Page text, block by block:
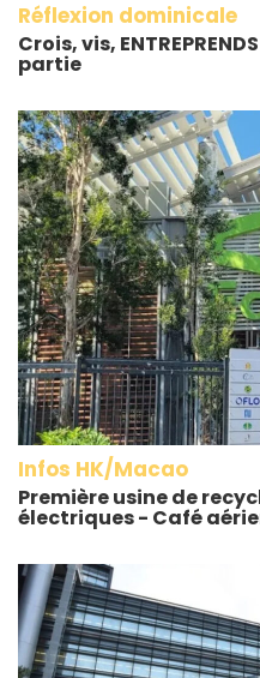
Réflexion dominicale
Crois, vis,
partie
Infos HK/Macao
Première usine de
électriques - Café